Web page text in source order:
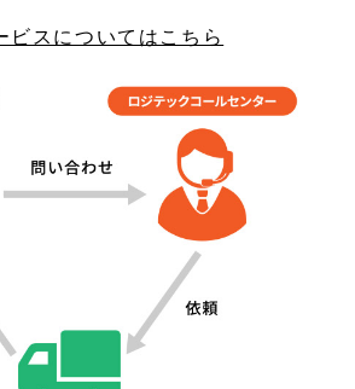
ビスについてはこちら